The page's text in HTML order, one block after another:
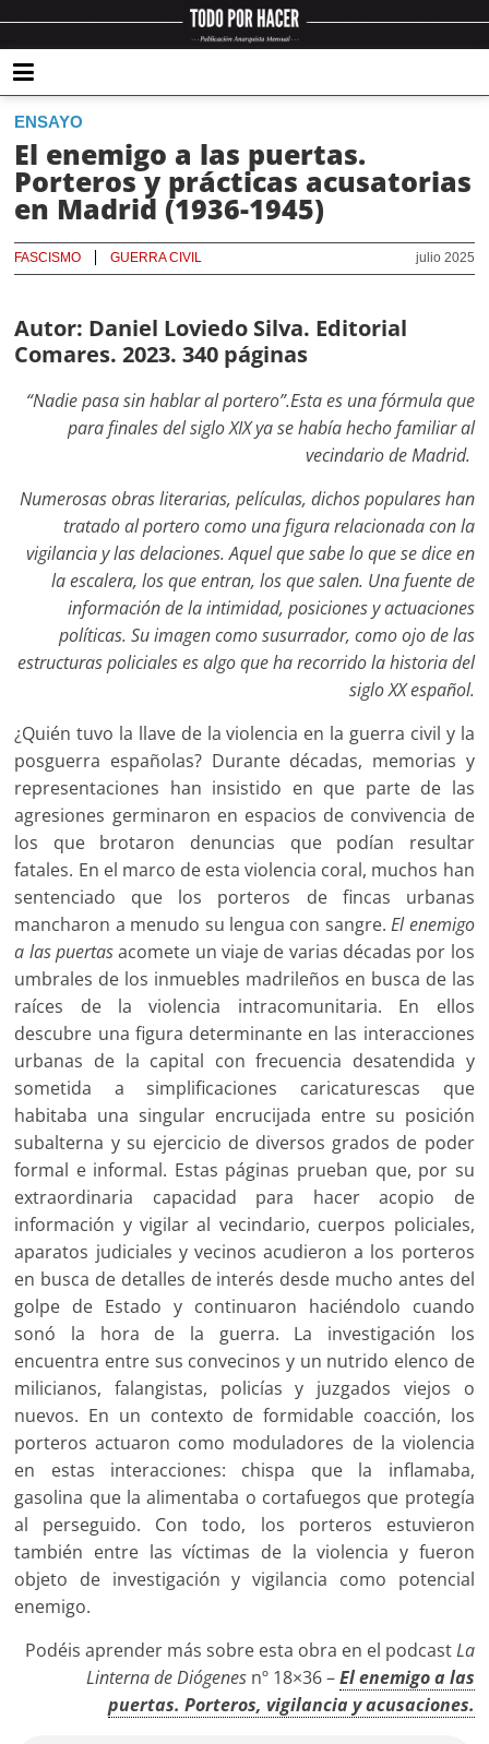
ENSAYO
El enemigo a las puertas.
Porteros y prácticas acusatorias
en Madrid (1936-1945)
julio 2025
FASCISMO GUERRA CIVIL
Autor: Daniel Loviedo Silva. Editorial
Comares. 2023. 340 páginas
“Nadie pasa sin hablar al portero”.Esta es una fórmula que
para finales del siglo XIX ya se había hecho familiar al
vecindario de Madrid.
Numerosas obras literarias, películas, dichos populares han
tratado al portero como una figura relacionada con la
vigilancia y las delaciones. Aquel que sabe lo que se dice en
la escalera, los que entran, los que salen. Una fuente de
información de la intimidad, posiciones y actuaciones
políticas. Su imagen como susurrador, como ojo de las
estructuras policiales es algo que ha recorrido la historia del
siglo XX español.
¿Quién tuvo la llave de la violencia en la guerra civil y la
posguerra españolas? Durante décadas, memorias y
representaciones han insistido en que parte de las
agresiones germinaron en espacios de convivencia de
los que brotaron denuncias que podían resultar
fatales. En el marco de esta violencia coral, muchos han
sentenciado que los porteros de fincas urbanas
mancharon a menudo su lengua con sangre.El enemigo
a las puertasacomete un viaje de varias décadas por los
umbrales de los inmuebles madrileños en busca de las
raíces de la violencia intracomunitaria. En ellos
descubre una figura determinante en las interacciones
urbanas de la capital con frecuencia desatendida y
sometida a simplificaciones caricaturescas que
habitaba una singular encrucijada entre su posición
subalterna y su ejercicio de diversos grados de poder
formal e informal. Estas páginas prueban que, por su
extraordinaria capacidad para hacer acopio de
información y vigilar al vecindario, cuerpos policiales,
aparatos judiciales y vecinos acudieron a los porteros
en busca de detalles de interés desde mucho antes del
golpe de Estado y continuaron haciéndolo cuando
sonó la hora de la guerra. La investigación los
encuentra entre sus convecinos y un nutrido elenco de
milicianos, falangistas, policías y juzgados viejos o
nuevos. En un contexto de formidable coacción, los
porteros actuaron como moduladores de la violencia
en estas interacciones: chispa que la inflamaba,
gasolina que la alimentaba o cortafuegos que protegía
al perseguido. Con todo, los porteros estuvieron
también entre las víctimas de la violencia y fueron
objeto de investigación y vigilancia como potencial
enemigo.
Podéis aprender más sobre esta obra en el podcastLa
Linterna de Diógenes nº 18×36 –El enemigo a las
puertas. Porteros, vigilancia y acusaciones.